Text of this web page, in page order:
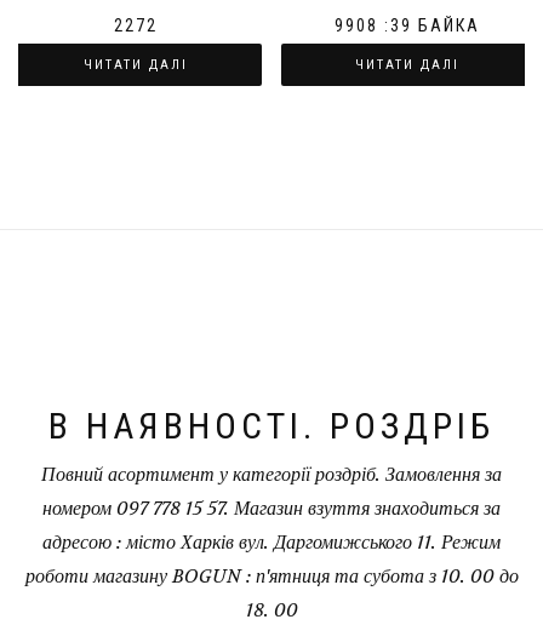
2272
ЧИТАТИ ДАЛІ
9908 :39 БАЙКА
ЧИТАТИ ДАЛІ
В НАЯВНОСТІ. РОЗДРІБ
Повний асортимент у категорії роздріб. Замовлення за
номером 097 778 15 57. Магазин взуття знаходиться за
адресою : місто Харків вул. Даргомижського 11. Режим
роботи магазину BOGUN : п'ятниця та субота з 10. 00 до
18. 00